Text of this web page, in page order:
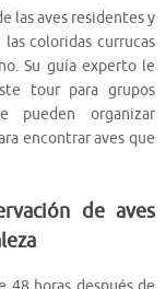
las aves residentes y
coloridas currucas
Su guía experto le
tour para grupos
pueden organizar
encontrar aves que
de aves